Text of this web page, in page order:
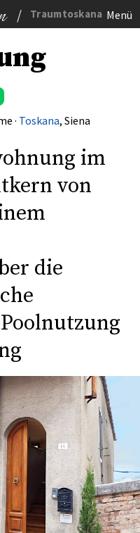
/ Traumtoskana Menü
· Toskana, Siena
im
von
die